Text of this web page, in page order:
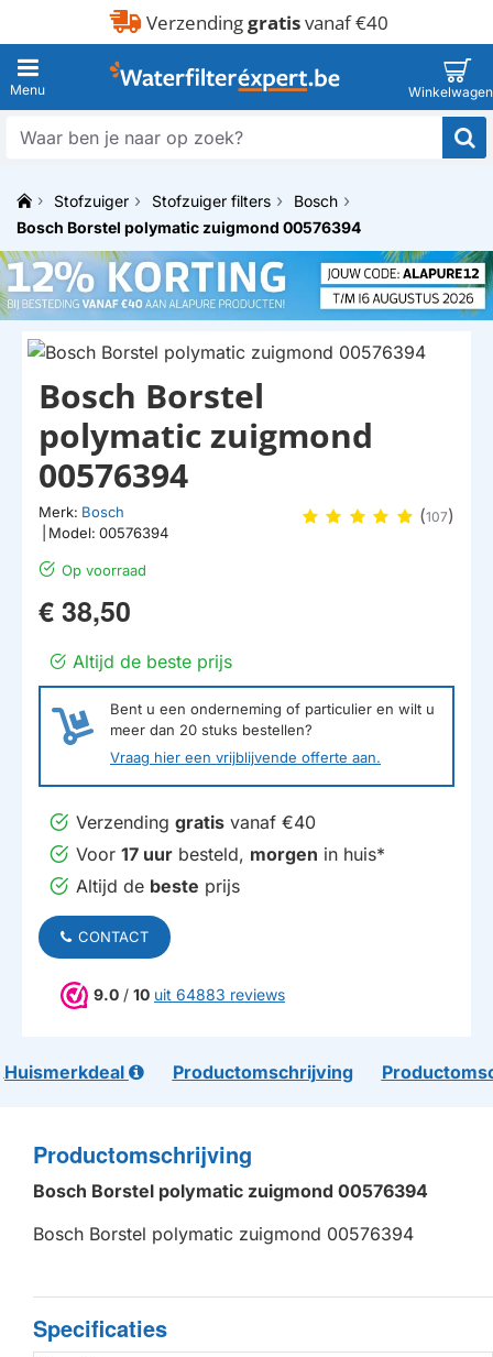
Verzendinggratisvanaf €40
Waar
naar
oph
m
e
Stofzuiger Stofzuiger filters
Bosch
Bosch Borstel polymatic zuigmond 00576394
Op voorraad
Bosch Borstel
polymatic zuigmond
00576394
Merk: Bosch
Model: 00576394
(107)
€ 38,50
Altijd de beste prijs
Bent u een onderneming of particulier en wilt u
meer dan 20 stuks bestellen?
Vraag hier een vrijblijvende offerte aan.
Verzending gratis vanaf €40
Voor 17 uur besteld, morgen in huis*
Altijd de beste prijs
CONTACT
9.0 / 10 uit 64883 reviews
Huismerkdeal Productomschrijving
Productomschrijving
Bosch Borstel polymatic zuigmond 00576394
Bosch Borstel polymatic zuigmond 00576394
Specificaties